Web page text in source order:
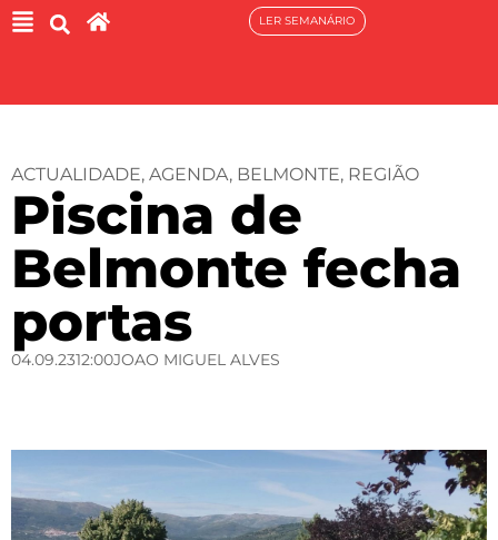
LER SEMANÁRIO
ACTUALIDADE, AGENDA, BELMONTE, REGIÃO
Piscina de
Belmonte fecha
portas
04.09.2312:00JOAO MIGUEL ALVES